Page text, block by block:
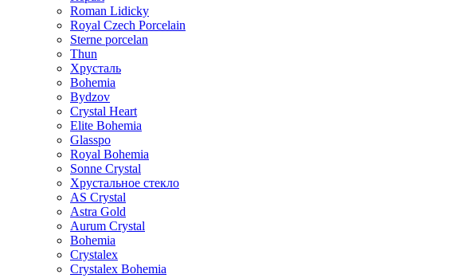
Roman Lidicky
Royal Czech Porcelain
Sterne porcelan
Thun
Хрусталь
Bohemia
Bydzov
Crystal Heart
Elite Bohemia
Glasspo
Royal Bohemia
Sonne Crystal
Хрустальное стекло
AS Crystal
Astra Gold
Aurum Crystal
Bohemia
Crystalex
Crystalex Bohemia